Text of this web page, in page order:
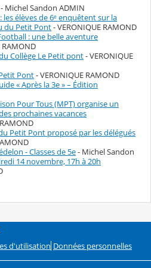
- Michel Sandon ADMIN
les élèves de 6ᵉ enquêtent sur la
du Petit Pont- VERONIQUE RAMOND
: une belle aventure
RAMOND
Collège Le Petit pont- VERONIQUE
Pont- VERONIQUE RAMOND
« Après la 3e » – Édition
Pour Tous (MPT) organise un
prochaines vacances
Petit Pont proposé par les délégués
- Classes de 5e- Michel Sandon
14 novembre, 17h à 20h
d'utilisation Données personnelles